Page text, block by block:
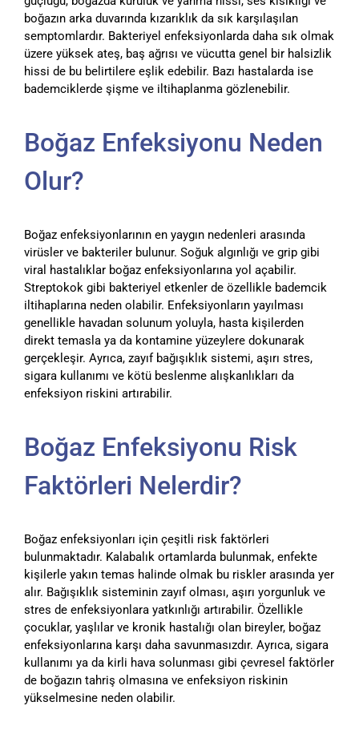
boğazın arka duvarında kızarıklık da sık karşılaşılan
semptomlardır. Bakteriyel enfeksiyonlarda daha sık olmak
üzere yüksek ateş, baş ağrısı ve vücutta genel bir halsizlik
hissi de bu belirtilere eşlik edebilir. Bazı hastalarda ise
bademciklerde şişme ve iltihaplanma gözlenebilir.
Boğaz Enfeksiyonu Neden
Olur?
Boğaz enfeksiyonlarının en yaygın nedenleri arasında
virüsler ve bakteriler bulunur. Soğuk algınlığı ve grip gibi
viral hastalıklar boğaz enfeksiyonlarına yol açabilir.
Streptokok gibi bakteriyel etkenler de özellikle bademcik
iltihaplarına neden olabilir. Enfeksiyonların yayılması
genellikle havadan solunum yoluyla, hasta kişilerden
direkt temasla ya da kontamine yüzeylere dokunarak
gerçekleşir. Ayrıca, zayıf bağışıklık sistemi, aşırı stres,
sigara kullanımı ve kötü beslenme alışkanlıkları da
enfeksiyon riskini artırabilir.
Boğaz Enfeksiyonu Risk
Faktörleri Nelerdir?
Boğaz enfeksiyonları için çeşitli risk faktörleri
bulunmaktadır. Kalabalık ortamlarda bulunmak, enfekte
kişilerle yakın temas halinde olmak bu riskler arasında yer
alır. Bağışıklık sisteminin zayıf olması, aşırı yorgunluk ve
stres de enfeksiyonlara yatkınlığı artırabilir. Özellikle
çocuklar, yaşlılar ve kronik hastalığı olan bireyler, boğaz
enfeksiyonlarına karşı daha savunmasızdır. Ayrıca, sigara
kullanımı ya da kirli hava solunması gibi çevresel faktörler
de boğazın tahriş olmasına ve enfeksiyon riskinin
yükselmesine neden olabilir.